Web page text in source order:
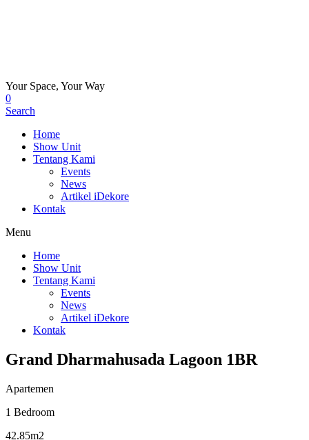
Your Space, Your Way
0
Search
Home
Show Unit
Tentang Kami
Events
News
Artikel iDekore
Kontak
Menu
Home
Show Unit
Tentang Kami
Events
News
Artikel iDekore
Kontak
Grand Dharmahusada Lagoon 1BR
Apartemen
1 Bedroom
42.85m2